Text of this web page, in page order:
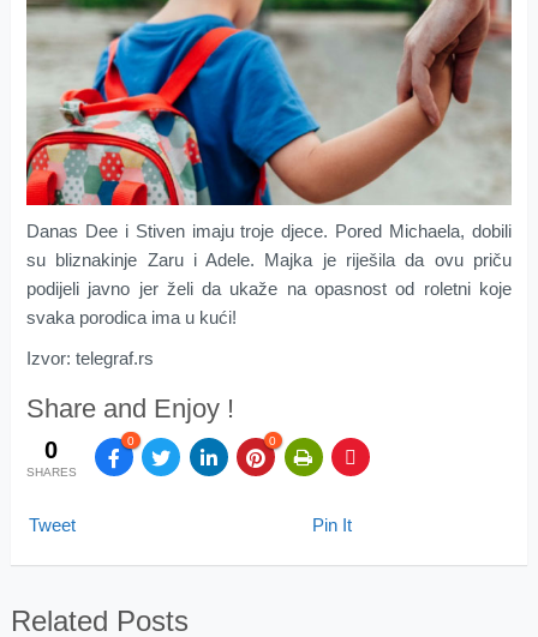
Danas Dee i Stiven imaju troje djece. Pored Michaela, dobili
su bliznakinje Zaru i Adele. Majka je riješila da ovu priču
podijeli javno jer želi da ukaže na opasnost od roletni koje
svaka porodica ima u kući!
Izvor: telegraf.rs
Share and Enjoy !
0
SHARES
0 0
Tweet Pin It
Related Posts